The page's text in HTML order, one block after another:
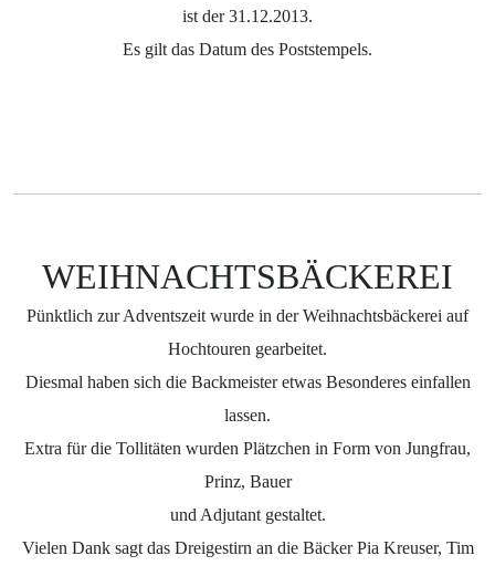
ist der 31.12.2013.
Es gilt das Datum des Poststempels.
WEIHNACHTSBÄCKEREI
Pünktlich zur Adventszeit wurde in der Weihnachtsbäckerei auf
Hochtouren gearbeitet.
Diesmal haben sich die Backmeister etwas Besonderes einfallen
lassen.
Extra für die Tollitäten wurden Plätzchen in Form von Jungfrau,
Prinz, Bauer
und Adjutant gestaltet.
Vielen Dank sagt das Dreigestirn an die Bäcker Pia Kreuser, Tim